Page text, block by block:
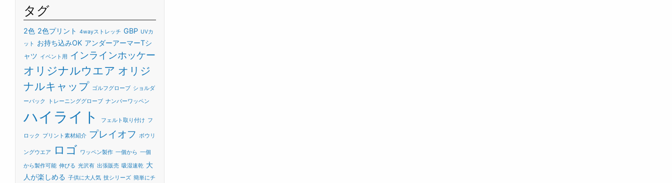
タグ
2色 2色プリント 4wayストレッチ GBP UVカ
ット
お持ち込みOK アンダーアーマーTシ
ャツ イベント用 インラインホッケー
オリジナルウエア オリジ
ナルキャップ ゴルフグローブ ショルダ
ーバック
トレーニンググローブ ナンバーワッペン
ハイライト フェルト取り付け フ
ロック プリント素材紹介 プレイオフ ボウリ
ングウエア ロゴ ワッペン製作 一個から 一個
から製作可能 伸びる 光沢有 出張販売 吸湿速乾 大
人が楽しめる 子供に大人気 技シリーズ 簡単にチ